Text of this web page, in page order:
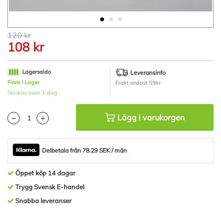
Hoppa
till
början
av
bildgalleriet
120 kr
108 kr
Lagersaldo
Finns I Lager
Skickas inom 1 dag
Leveransinfo
Frakt endast 59kr
Lägg i varukorgen
Delbetala från 78.29 SEK / mån
Öppet köp 14 dagar
Trygg Svensk E-handel
Snabba leveranser